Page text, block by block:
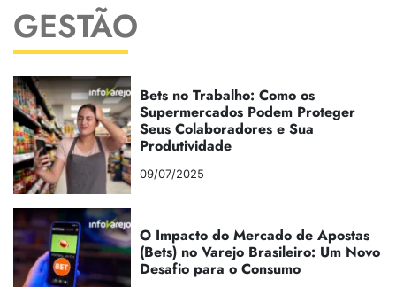
GESTÃO
Bets no Trabalho: Como os
Supermercados Podem Proteger
Seus Colaboradores e Sua
Produtividade
09/07/2025
O Impacto do Mercado de Apostas
(Bets) no Varejo Brasileiro: Um Novo
Desafio para o Consumo